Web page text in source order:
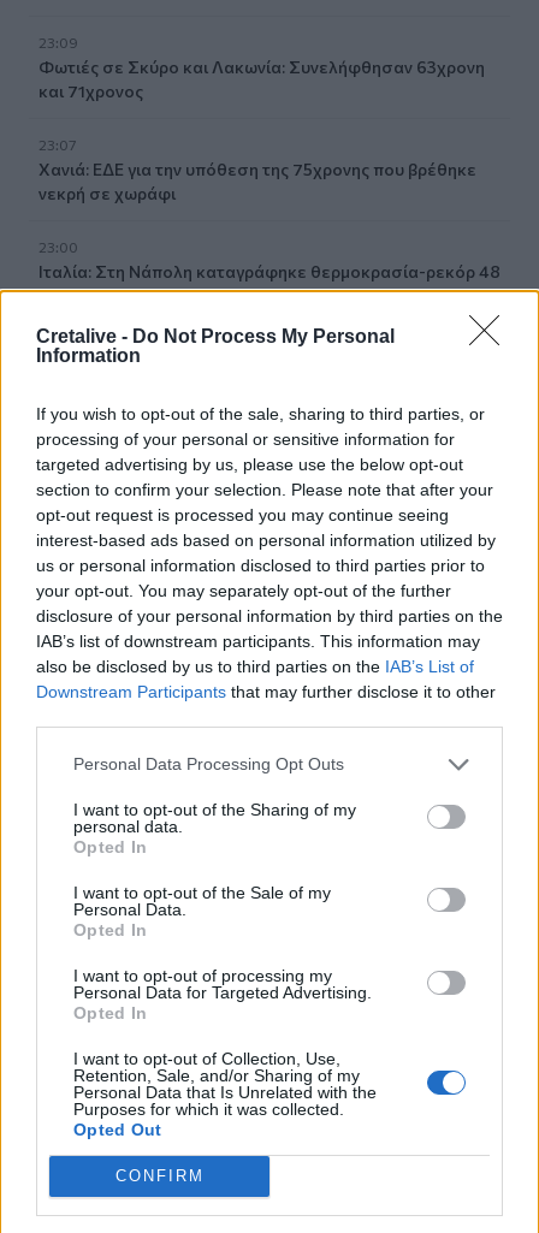
Cretalive - Do Not Process My Personal
Information
If you wish to opt-out of the sale, sharing to third parties, or
processing of your personal or sensitive information for
targeted advertising by us, please use the below opt-out
section to confirm your selection. Please note that after your
opt-out request is processed you may continue seeing
interest-based ads based on personal information utilized by
us or personal information disclosed to third parties prior to
your opt-out. You may separately opt-out of the further
disclosure of your personal information by third parties on the
IAB’s list of downstream participants. This information may
also be disclosed by us to third parties on the IAB’s List of
Downstream Participants that may further disclose it to other
Personal Data Processing Opt Outs
I want to opt-out of the Sharing of my
personal data.
Opted In
I want to opt-out of the Sale of my
Personal Data.
Opted In
I want to opt-out of processing my
Personal Data for Targeted Advertising.
Opted In
I want to opt-out of Collection, Use,
Retention, Sale, and/or Sharing of my
Personal Data that Is Unrelated with the
Purposes for which it was collected.
Opted Out
CONFIRM
23:09
Φωτιές σε Σκύρο και Λακωνία: Συνελήφθησαν 63χρονη
και 71χρονος
23:07
Χανιά: ΕΔΕ για την υπόθεση της 75χρονης που βρέθηκε
νεκρή σε χωράφι
23:00
Ιταλία: Στη Νάπολη καταγράφηκε θερμοκρασία-ρεκόρ 48
βαθμών
22:32
22:30
Αυτές είναι οι πιο επικίνδυνες εβδομάδες για μεγάλες
πυρκαγιές
Χρήστος Δάντης: «Δεν περίμενα την αχαριστία, 22 χρόνια
μετά και συνάδελφοι προσπαθούν να ξεχάσουν ότι
έγραψα αυτό το τραγούδι»
Ξεκινούν τα δοκιμαστικά δρομολόγια της επέκτασης του
Μετρό Θεσσαλονίκης
Τζόκερ: Αυτοί είναι οι τυχεροί αριθμοί που κερδίζουν
πάνω από 2 εκατ. ευρώ
Συρία: Βόμβα εξερράγη σε λεωφορείο κοντά στη
Δαμασκό – Τουλάχιστον 2 νεκροί και 13 τραυματίες
Απίστευτο περιστατικό σε αγώνα μπέιζμπολ: Μπαστούνι
- Δείτε βίντεο
Γκουτέρες: Άμεσος τερματισμός των επιθέσεων κατά
αμάχων σε Ουκρανία και Ρωσία
21:26